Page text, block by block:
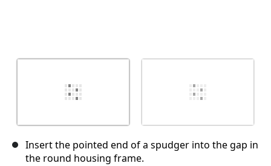
Insert the pointed end of a spudger into the gap in
the round housing frame.